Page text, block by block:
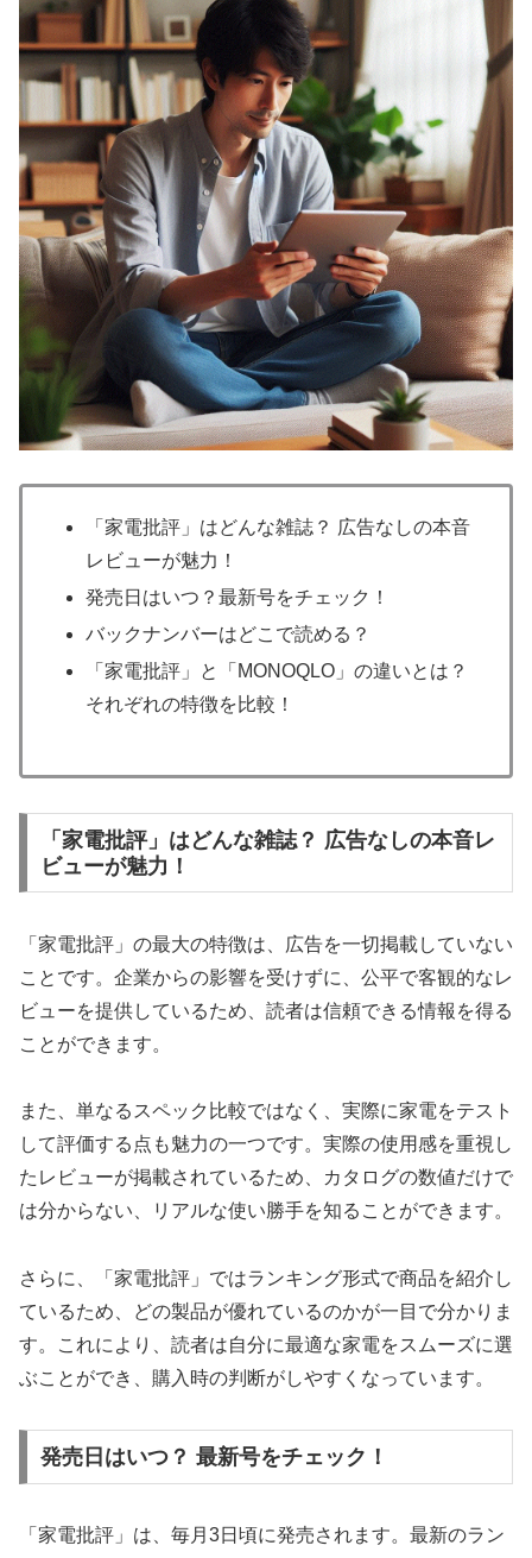
「家電批評」はどんな雑誌？ 広告なしの本音
レビューが魅力！
発売日はいつ？最新号をチェック！
バックナンバーはどこで読める？
「家電批評」と「MONOQLO」の違いとは？
それぞれの特徴を比較！
「家電批評」はどんな雑誌？ 広告なしの本音レ
ビューが魅力！
「家電批評」の最大の特徴は、広告を一切掲載していない
ことです。企業からの影響を受けずに、公平で客観的なレ
ビューを提供しているため、読者は信頼できる情報を得る
ことができます。
また、単なるスペック比較ではなく、実際に家電をテスト
して評価する点も魅力の一つです。実際の使用感を重視し
たレビューが掲載されているため、カタログの数値だけで
は分からない、リアルな使い勝手を知ることができます。
さらに、「家電批評」ではランキング形式で商品を紹介し
ているため、どの製品が優れているのかが一目で分かりま
す。これにより、読者は自分に最適な家電をスムーズに選
ぶことができ、購入時の判断がしやすくなっています。
発売日はいつ？ 最新号をチェック！
「家電批評」は、毎月3日頃に発売されます。最新のラン